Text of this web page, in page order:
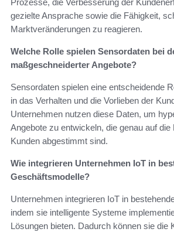
gezielte Ansprache sowie die Fähigkeit,
Marktveränderungen zu reagieren.
Welche Rolle spielen Sensordaten bei
maßgeschneiderter Angebote?
Sensordaten spielen eine entscheidende
in das Verhalten und die Vorlieben der
Unternehmen nutzen diese Daten, um
Angebote zu entwickeln, die genau auf
Kunden abgestimmt sind.
Wie integrieren Unternehmen IoT in
Geschäftsmodelle?
Unternehmen integrieren IoT in
indem sie intelligente Systeme
Lösungen bieten. Dadurch können sie die